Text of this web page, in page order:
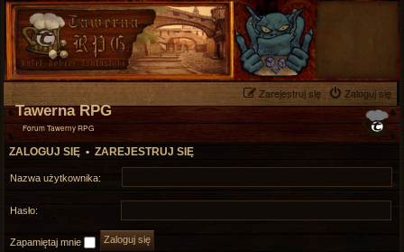
Zaloguj się
Zarejestruj się
Tawerna RPG
Forum Tawerny RPG
ZALOGUJ SIĘ • ZAREJESTRUJ SIĘ
Nazwa użytkownika:
Hasło:
Zapamiętaj mnie